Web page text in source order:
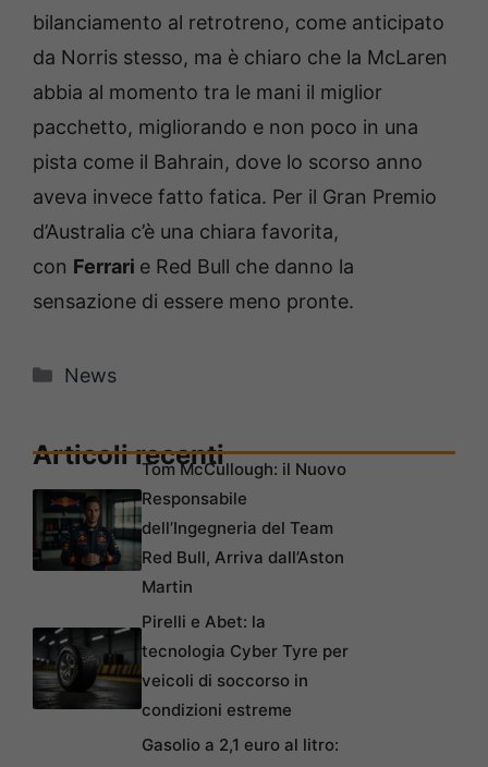
bilanciamento al retrotreno, come anticipato
da Norris stesso, ma è chiaro che la McLaren
abbia al momento tra le mani il miglior
pacchetto, migliorando e non poco in una
pista come il Bahrain, dove lo scorso anno
aveva invece fatto fatica. Per il Gran Premio
d’Australia c’è una chiara favorita,
con Ferrari e Red Bull che danno la
sensazione di essere meno pronte.
Categorie
News
Articoli recentiTom McCullough: il Nuovo
Responsabile
dell’Ingegneria del Team
Red Bull, Arriva dall’Aston
Martin
Pirelli e Abet: la
tecnologia Cyber Tyre per
veicoli di soccorso in
condizioni estreme
Gasolio a 2,1 euro al litro: